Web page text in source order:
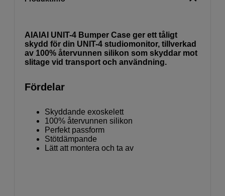
AIAIAI UNIT-4 Bumper Case ger ett tåligt
skydd för din UNIT-4 studiomonitor, tillverkad
av 100% återvunnen silikon som skyddar mot
slitage vid transport och användning.
Fördelar
Skyddande exoskelett
100% återvunnen silikon
Perfekt passform
Stötdämpande
Lätt att montera och ta av